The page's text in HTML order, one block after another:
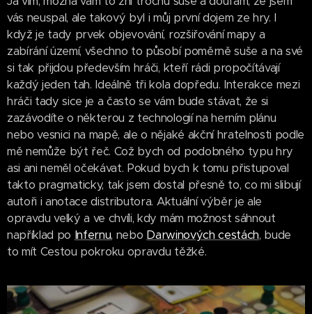
vás neuspal, ale takový byl i můj první dojem ze hry. I
když je tady prvek objevování, rozšiřování mapy a
zabírání území, všechno to působí poměrně suše a na své
si tak přijdou především hráči, kteří rádi propočítávají
každý jeden tah. Ideálně tři kola dopředu. Interakce mezi
hráči tady sice je a často se vám bude stávat, že si
zazávodíte o některou z technologií na herním plánu
nebo vesnici na mapě, ale o nějaké akční hratelnosti podle
mě nemůže být řeč. Což bych od podobného typu hry
asi ani neměl očekávat. Pokud bych k tomu přistupoval
takto pragmaticky, tak jsem dostal přesně to, co mi slibují
autoři i anotace distributora. Aktuální výběr je ale
opravdu velký a ve chvíli, kdy mám možnost sáhnout
například po Infernu, nebo Darwinových cestách, bude
to mít Cestou pokroku opravdu těžké.